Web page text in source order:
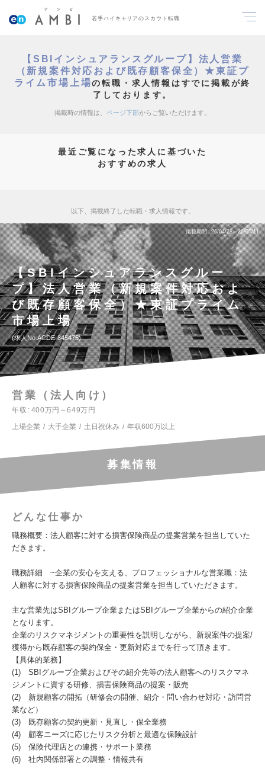
若手ハイキャリアのスカウト転職
【SBIインシュアランスグループ】法人営業
（新規案件対応および既存顧客保全）★東証プ
ライム市場上場の転職・求人情報はすでに掲載が終
了しております。
掲載時の情報は、 ページ下部からご覧いただけます。
最近ご覧になった求人に基づいた
おすすめの求人
以下、掲載終了した転職・求人情報です。
掲載期間 26/04/28～26/05/11
【SBIインシュアランスグルー
プ】法人営業（新規案件対応およ
び既存顧客保全）★東証プライム
市場上場
求人No.ACDE-845475
営業（法人向け）
年収
400万円～649万円
上場企業
大手企業 土日祝休み 年収600万以上
募集情報
どんな仕事か
職務概要：法人顧客に対する損害保険商品の提案営業を担当していた
だきます。
職務詳細 ~企業の安心を支える、プロフェッショナルな営業職：法
人顧客に対する損害保険商品の提案営業を担当していただきます。
主な営業先はSBIグループ企業またはSBIグループ企業からの紹介企業
となります。
企業のリスクマネジメントの重要性を説明しながら、新規案件の提案/
獲得から既存顧客の契約保全・更新対応までを行って頂きます。
【具体的業務】
(1) SBIグループ企業およびその紹介先等の法人顧客へのリスクマネ
ジメントに資する研修、損害保険商品の提案・販売
(2) 新規顧客の開拓（研修会の開催、紹介・問い合わせ対応・訪問営
業など）
(3) 既存顧客の契約更新・見直し・保全業務
(4) 顧客ニーズに応じたリスク分析と最適な保険設計
(5) 保険代理店との連携・サポート業務
(6) 社内関係部署との調整・情報共有